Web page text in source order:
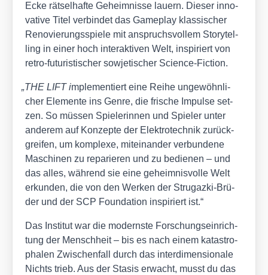
Ecke rät­sel­haf­te Geheim­nis­se lau­ern. Die­ser inno­
va­ti­ve Titel ver­bin­det das Game­play klas­si­scher
Reno­vie­rungs­spie­le mit anspruchs­vol­lem Sto­rytel­
ling in einer hoch inter­ak­ti­ven Welt, inspi­riert von
retro-futu­ris­ti­scher sowje­ti­scher Sci­ence-Fic­tion.
„THE LIFT imple­men­tiert eine Rei­he unge­wöhn­li­
cher Ele­men­te ins Gen­re, die fri­sche Impul­se set­
zen. So müs­sen Spie­le­rin­nen und Spie­ler unter
ande­rem auf Kon­zep­te der Elek­tro­tech­nik zurück­
grei­fen, um kom­ple­xe, mit­ein­an­der ver­bun­de­ne
Maschi­nen zu repa­rie­ren und zu bedie­nen – und
das alles, wäh­rend sie eine geheim­nis­vol­le Welt
erkun­den, die von den Wer­ken der Stru­gaz­ki-Brü­
der und der SCP Foun­da­ti­on inspi­riert ist.“
Das Insti­tut war die moderns­te For­schungs­ein­rich­
tung der Mensch­heit – bis es nach einem kata­stro­
pha­len Zwi­schen­fall durch das inter­di­men­sio­na­le
Nichts trieb. Aus der Sta­sis erwacht, musst du das